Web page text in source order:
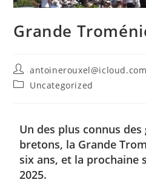
Grande
antoinerouxel@icloud.com
Uncategorized
Un des plus connus
bretons, la Grande
six ans, et la prochaine
2025.